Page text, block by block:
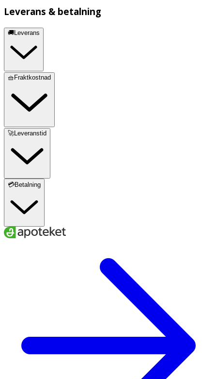
Leverans & betalning
🚚Leverans
🧺Fraktkostnad
🚀Leveranstid
💳Betalning